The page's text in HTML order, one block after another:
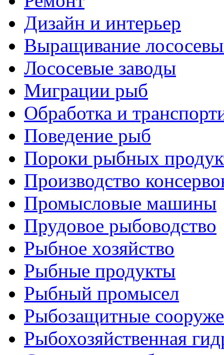
Дизайн и интерьер
Выращивание
Лососевые заводы
Миграции рыб
Обработка и
Поведение рыб
Пороки рыбных
Производство
Промысловые машины
Прудовое рыбоводство
Рыбное хозяйство
Рыбные продукты
Рыбный промысел
Рыбозащитные
Рыбохозяйственная